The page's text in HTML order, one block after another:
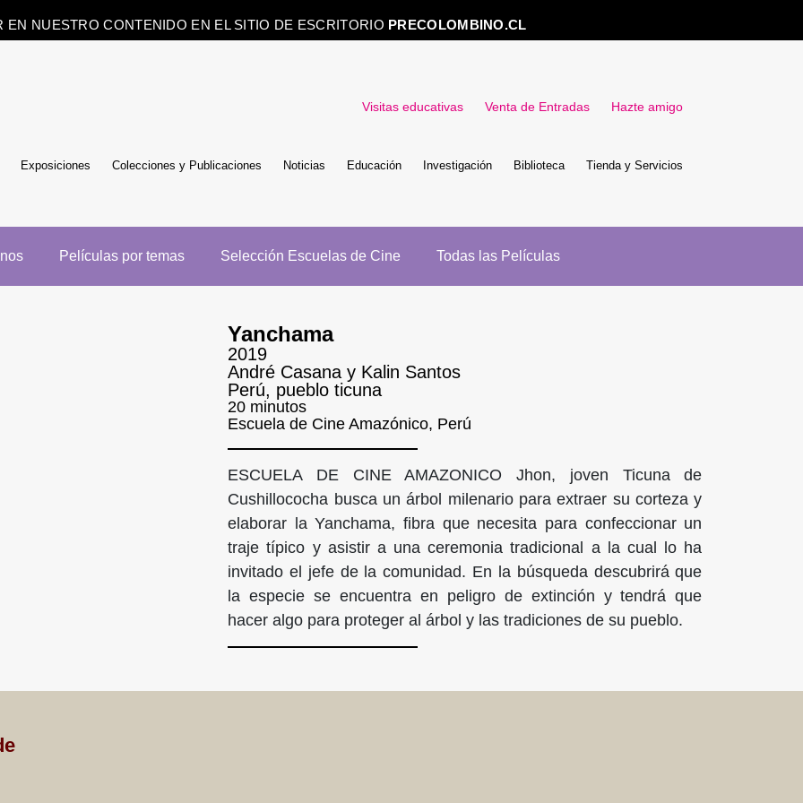
EN NUESTRO CONTENIDO EN EL SITIO DE ESCRITORIO PRECOLOMBINO.CL
Visitas educativas Venta de Entradas Hazte amigo
Exposiciones Colecciones y Publicaciones Noticias Educación Investigación Biblioteca Tienda y Servicios
Películas por temas Selección Escuelas de Cine Todas las Películas
Yanchama
2019
André Casana y Kalin Santos
Perú, pueblo ticuna
20 minutos
Escuela de Cine Amazónico, Perú
ESCUELA DE CINE AMAZONICO Jhon, joven Ticuna de
Cushillococha busca un árbol milenario para extraer su corteza y
elaborar la Yanchama, fibra que necesita para confeccionar un
traje típico y asistir a una ceremonia tradicional a la cual lo ha
invitado el jefe de la comunidad. En la búsqueda descubrirá que
la especie se encuentra en peligro de extinción y tendrá que
hacer algo para proteger al árbol y las tradiciones de su pueblo.